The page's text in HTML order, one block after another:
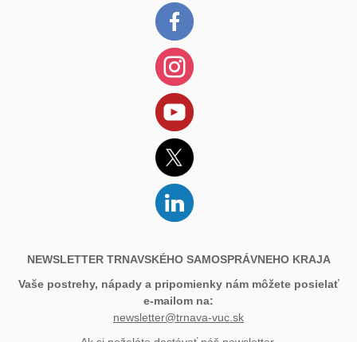
NEWSLETTER TRNAVSKÉHO SAMOSPRÁVNEHO KRAJA
Vaše postrehy, nápady a pripomienky nám môžete posielať
e-mailom na:
newsletter@trnava-vuc.sk